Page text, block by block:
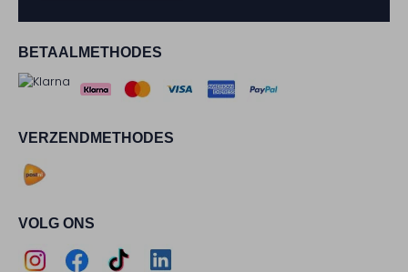
BETAALMETHODES
VERZENDMETHODES
VOLG ONS